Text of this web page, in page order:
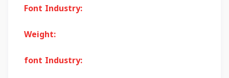
Font Industry:
Weight:
font Industry: